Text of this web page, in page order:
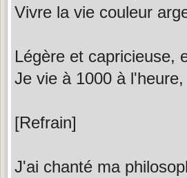
Vivre la vie couleur
Légère et capricieuse,
Je vie à 1000 à
[Refrain]
J'ai chanté ma